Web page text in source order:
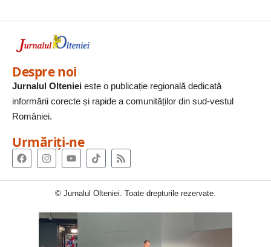
Despre noi
Jurnalul Olteniei este o publicație regională dedicată
informării corecte și rapide a comunităților din sud-vestul
României.
Urmăriți-ne
© Jurnalul Olteniei. Toate drepturile rezervate.